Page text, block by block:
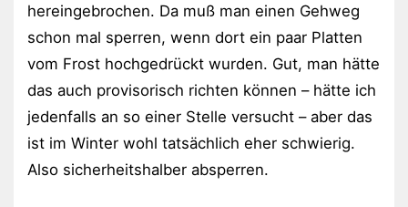
hereingebrochen. Da muß man einen Gehweg
schon mal sperren, wenn dort ein paar Platten
vom Frost hochgedrückt wurden. Gut, man hätte
das auch provisorisch richten können – hätte ich
jedenfalls an so einer Stelle versucht – aber das
ist im Winter wohl tatsächlich eher schwierig.
Also sicherheitshalber absperren.